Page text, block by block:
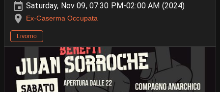
Saturday, Nov 09, 07:30 PM-02:00 AM (2024)
Ex-Caserma Occupata
Livorno